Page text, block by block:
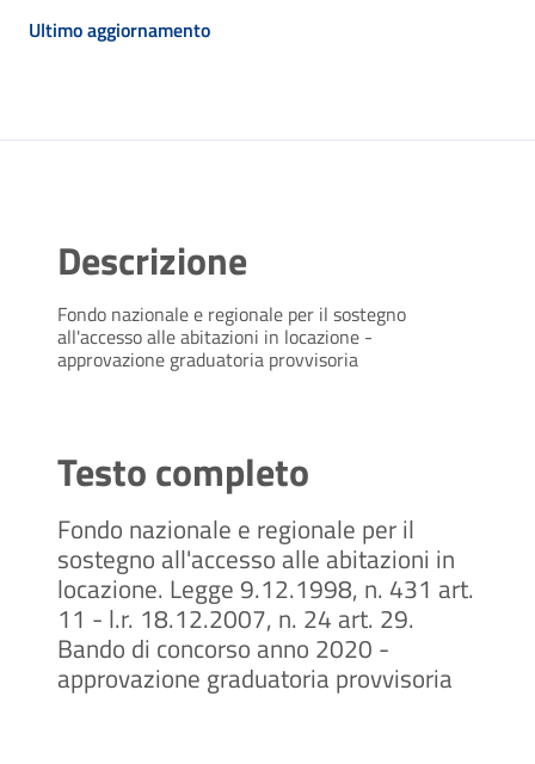
Ultimo aggiornamento
Descrizione
Fondo nazionale e regionale per il sostegno
all'accesso alle abitazioni in locazione -
approvazione graduatoria provvisoria
Testo completo
Fondo nazionale e regionale per il
sostegno all'accesso alle abitazioni in
locazione. Legge 9.12.1998, n. 431 art.
11 - l.r. 18.12.2007, n. 24 art. 29.
Bando di concorso anno 2020 -
approvazione graduatoria provvisoria